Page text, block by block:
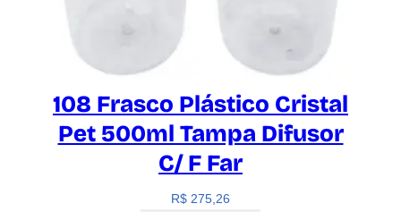
108 Frasco Plástico Cristal
Pet 500ml Tampa Difusor
C/ F Far
R$ 275,26